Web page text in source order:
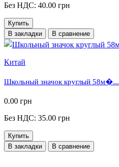
Без НДС: 40.00 грн
Купить
В закладки
В сравнение
Китай
Школьный значок круглый 58м�...
0.00 грн
Без НДС: 35.00 грн
Купить
В закладки
В сравнение